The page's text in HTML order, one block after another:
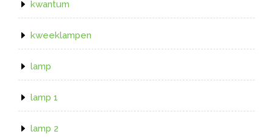
kwantum
kweeklampen
lamp
lamp 1
lamp 2